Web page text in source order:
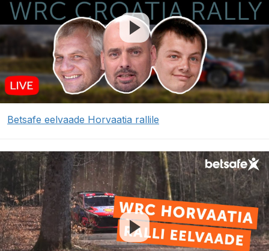
Betsafe eelvaade Horvaatia rallile